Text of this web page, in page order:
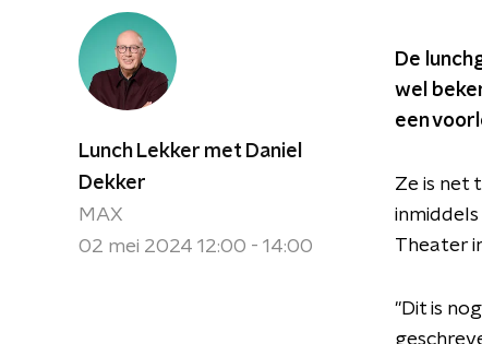
Lunch Lekker met Daniel
Dekker
MAX
02 mei 2024 12:00 - 14:00
De
wel
een
Ze is net
Theater
"Dit is